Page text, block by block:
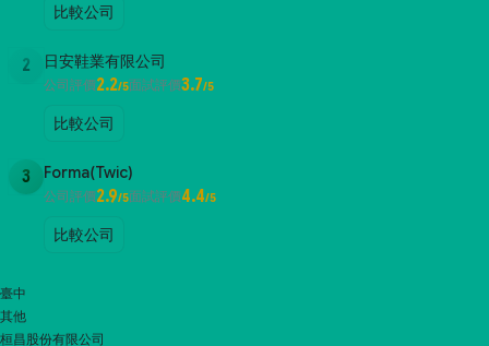
比較公司
2 日安鞋業有限公司
公司評價2.2/5面試評價3.7/5
比較公司
3 Forma(Twic)
公司評價2.9/5面試評價4.4/5
比較公司
臺中
其他
桓昌股份有限公司